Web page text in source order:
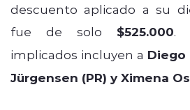
descuento aplicado a su
fue de solo $525.000.
implicados incluyen a Diego
Jürgensen (PR) y Ximena